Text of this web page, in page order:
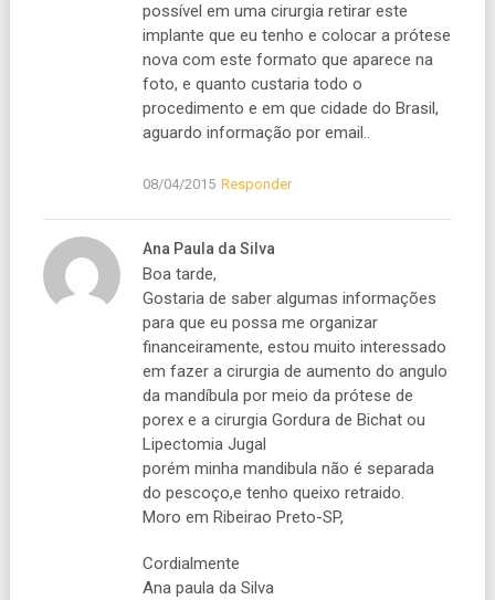
possível em uma cirurgia retirar este
implante que eu tenho e colocar a prótese
nova com este formato que aparece na
foto, e quanto custaria todo o
procedimento e em que cidade do Brasil,
aguardo informação por email..
08/04/2015 Responder
Ana Paula da Silva
Boa tarde,
Gostaria de saber algumas informações
para que eu possa me organizar
financeiramente, estou muito interessado
em fazer a cirurgia de aumento do angulo
da mandíbula por meio da prótese de
porex e a cirurgia Gordura de Bichat ou
Lipectomia Jugal
porém minha mandibula não é separada
do pescoço,e tenho queixo retraido.
Moro em Ribeirao Preto-SP,
Cordialmente
Ana paula da Silva